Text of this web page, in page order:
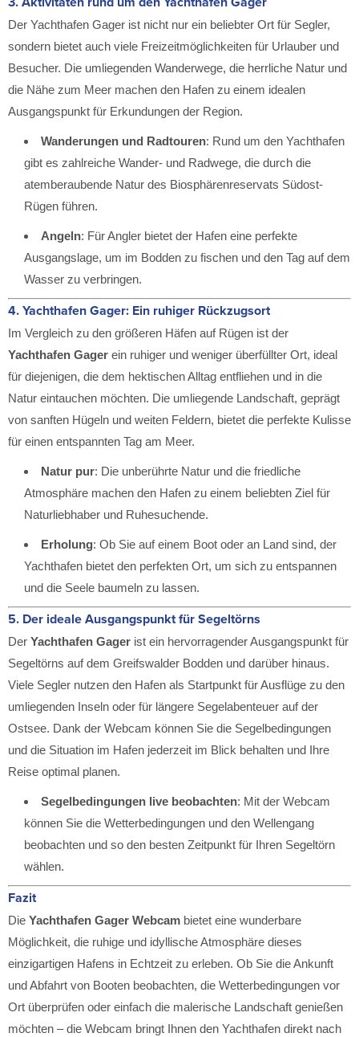
Der Yachthafen Gager ist nicht nur ein beliebter Ort für Segler,
sondern bietet auch viele Freizeitmöglichkeiten für Urlauber und
Besucher. Die umliegenden Wanderwege, die herrliche Natur und
die Nähe zum Meer machen den Hafen zu einem idealen
Ausgangspunkt für Erkundungen der Region.
Wanderungen und Radtouren: Rund um den Yachthafen
gibt es zahlreiche Wander- und Radwege, die durch die
atemberaubende Natur des Biosphärenreservats Südost-
Rügen führen.
Angeln: Für Angler bietet der Hafen eine perfekte
Ausgangslage, um im Bodden zu fischen und den Tag auf dem
Wasser zu verbringen.
4. Yachthafen Gager: Ein ruhiger Rückzugsort
Im Vergleich zu den größeren Häfen auf Rügen ist der
Yachthafen Gager ein ruhiger und weniger überfüllter Ort, ideal
für diejenigen, die dem hektischen Alltag entfliehen und in die
Natur eintauchen möchten. Die umliegende Landschaft, geprägt
von sanften Hügeln und weiten Feldern, bietet die perfekte Kulisse
für einen entspannten Tag am Meer.
Natur pur: Die unberührte Natur und die friedliche
Atmosphäre machen den Hafen zu einem beliebten Ziel für
Naturliebhaber und Ruhesuchende.
Erholung: Ob Sie auf einem Boot oder an Land sind, der
Yachthafen bietet den perfekten Ort, um sich zu entspannen
und die Seele baumeln zu lassen.
5. Der ideale Ausgangspunkt für Segeltörns
Der Yachthafen Gager ist ein hervorragender Ausgangspunkt für
Segeltörns auf dem Greifswalder Bodden und darüber hinaus.
Viele Segler nutzen den Hafen als Startpunkt für Ausflüge zu den
umliegenden Inseln oder für längere Segelabenteuer auf der
Ostsee. Dank der Webcam können Sie die Segelbedingungen
und die Situation im Hafen jederzeit im Blick behalten und Ihre
Reise optimal planen.
Segelbedingungen live beobachten: Mit der Webcam
können Sie die Wetterbedingungen und den Wellengang
beobachten und so den besten Zeitpunkt für Ihren Segeltörn
wählen.
Fazit
Die Yachthafen Gager Webcam bietet eine wunderbare
Möglichkeit, die ruhige und idyllische Atmosphäre dieses
einzigartigen Hafens in Echtzeit zu erleben. Ob Sie die Ankunft
und Abfahrt von Booten beobachten, die Wetterbedingungen vor
Ort überprüfen oder einfach die malerische Landschaft genießen
möchten – die Webcam bringt Ihnen den Yachthafen direkt nach